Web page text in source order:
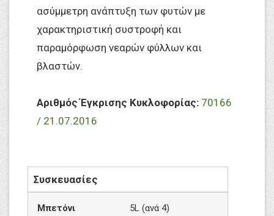
ασύμμετρη ανάπτυξη των φυτών με
χαρακτηριστική συστροφή και
παραμόρφωση νεαρών φύλλων και
βλαστών.
Αριθμός Έγκρισης Κυκλοφορίας: 70166
/ 21.07.2016
Συσκευασίες
Μπετόνι 5L (ανά 4)